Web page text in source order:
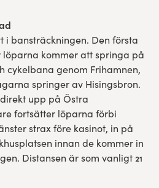
i bansträckningen. Den första
kommer att springa på
cykelbana genom Frihamnen,
springer av Hisingsbron.
upp på Östra
fortsätter löparna förbi
strax före kasinot, in på
innan de kommer in
Distansen är som vanligt 21